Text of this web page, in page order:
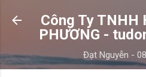
Chuyển đến nội
Công Ty TNHH
PHƯƠNG -
Đạt Nguyễn -